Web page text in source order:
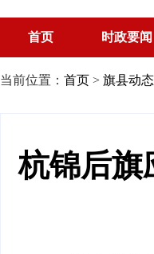
首页 时政要闻
当前位置： 首页 > 旗县动态
杭锦后旗